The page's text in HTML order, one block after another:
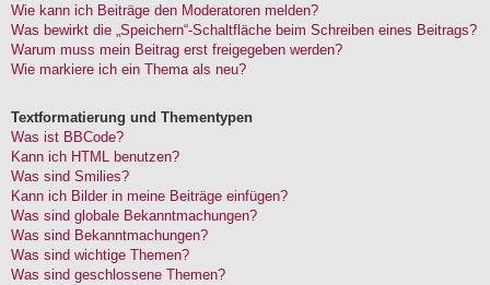
Wie kann ich Beiträge den Moderatoren melden?
Was bewirkt die „Speichern“-Schaltfläche beim Schreiben eines Beitrags?
Warum muss mein Beitrag erst freigegeben werden?
Wie markiere ich ein Thema als neu?
Textformatierung und Thementypen
Was ist BBCode?
Kann ich HTML benutzen?
Was sind Smilies?
Kann ich Bilder in meine Beiträge einfügen?
Was sind globale Bekanntmachungen?
Was sind Bekanntmachungen?
Was sind wichtige Themen?
Was sind geschlossene Themen?